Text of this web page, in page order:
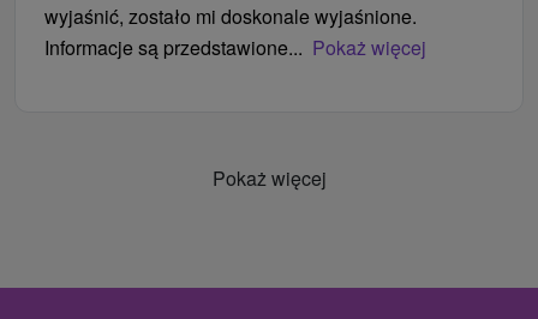
wyjaśnić, zostało mi doskonale wyjaśnione.
Informacje są przedstawione... Pokaż więcej
Pokaż więcej